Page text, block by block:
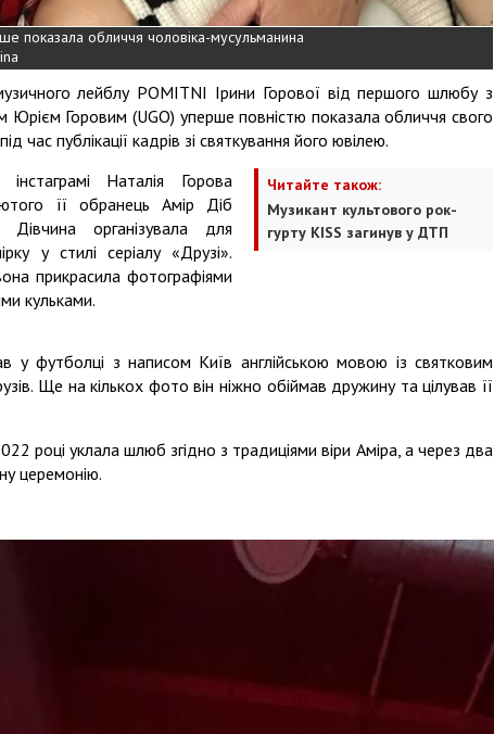
показала обличчя чоловіка-мусульманина
лейблу POMITNI Ірини Горової від першого шлюбу з
Юрієм Горовим (UGO) уперше повністю показала обличчя свого
час публікації кадрів зі святкування його ювілею.
Читайте також:
Музикант культового рок-
гурту KISS загинув у ДТП
Наталія Горова
її обранець Амір Діб
Дівчина організувала для
у стилі серіалу «Друзі».
прикрасила фотографіями
кульками.
у футболці з написом Київ англійською мовою із святковим
Ще на кількох фото він ніжно обіймав дружину та цілував її
році уклала шлюб згідно з традиціями віри Аміра, а через два
церемонію.